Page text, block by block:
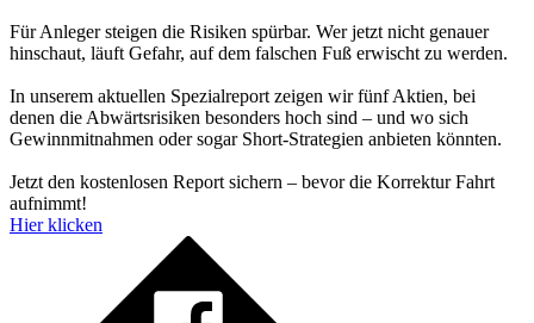
Für Anleger steigen die Risiken spürbar. Wer jetzt nicht genauer
hinschaut, läuft Gefahr, auf dem falschen Fuß erwischt zu werden.
In unserem aktuellen Spezialreport zeigen wir fünf Aktien, bei
denen die Abwärtsrisiken besonders hoch sind – und wo sich
Gewinnmitnahmen oder sogar Short-Strategien anbieten könnten.
Jetzt den kostenlosen Report sichern – bevor die Korrektur Fahrt
aufnimmt!
Hier klicken